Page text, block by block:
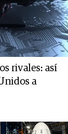
rivales: así
a